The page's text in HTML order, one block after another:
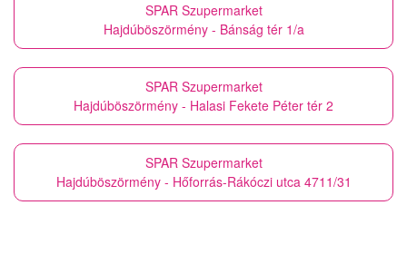
SPAR Szupermarket
Hajdúböszörmény - Bánság tér 1/a
SPAR Szupermarket
Hajdúböszörmény - Halasi Fekete Péter tér 2
SPAR Szupermarket
Hajdúböszörmény - Hőforrás-Rákóczi utca 4711/31